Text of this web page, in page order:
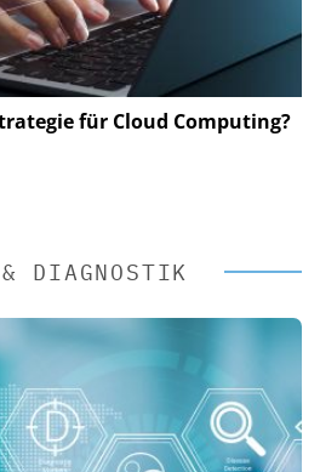
für Cloud Computing?
DIAGNOSTIK